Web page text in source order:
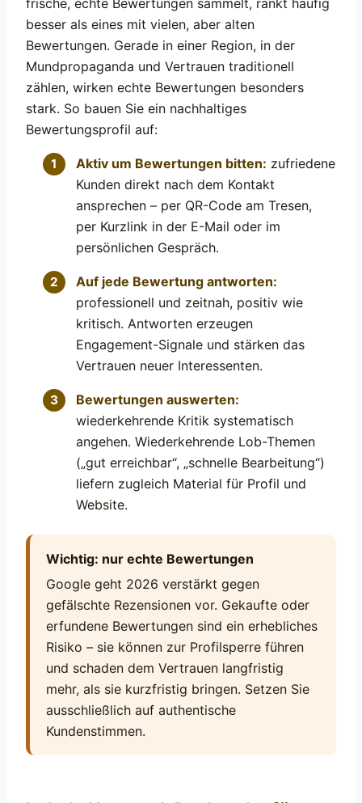
besser als eines mit vielen, aber alten
Bewertungen. Gerade in einer Region, in der
Mundpropaganda und Vertrauen traditionell
zählen, wirken echte Bewertungen besonders
stark. So bauen Sie ein nachhaltiges
Bewertungsprofil auf:
Aktiv um Bewertungen bitten: zufriedene
Kunden direkt nach dem Kontakt
ansprechen – per QR-Code am Tresen,
per Kurzlink in der E-Mail oder im
persönlichen Gespräch.
Auf jede Bewertung antworten:
professionell und zeitnah, positiv wie
kritisch. Antworten erzeugen
Engagement-Signale und stärken das
Vertrauen neuer Interessenten.
Bewertungen auswerten:
wiederkehrende Kritik systematisch
angehen. Wiederkehrende Lob-Themen
(„gut erreichbar“, „schnelle Bearbeitung“)
liefern zugleich Material für Profil und
Website.
Wichtig: nur echte Bewertungen
Google geht 2026 verstärkt gegen
gefälschte Rezensionen vor. Gekaufte oder
erfundene Bewertungen sind ein erhebliches
Risiko – sie können zur Profilsperre führen
und schaden dem Vertrauen langfristig
mehr, als sie kurzfristig bringen. Setzen Sie
ausschließlich auf authentische
Kundenstimmen.